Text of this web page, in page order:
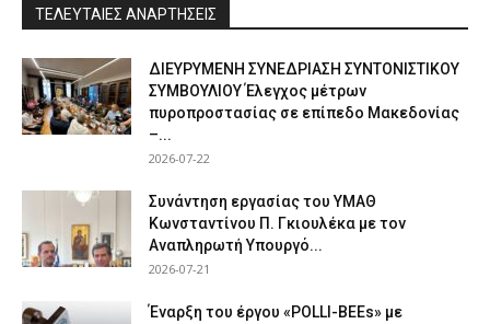
ΤΕΛΕΥΤΑΙΕΣ ΑΝΑΡΤΗΣΕΙΣ
ΔΙΕΥΡΥΜΕΝΗ ΣΥΝΕΔΡΙΑΣΗ ΣΥΝΤΟΝΙΣΤΙΚΟΥ
ΣΥΜΒΟΥΛΙΟΥ Έλεγχος μέτρων
πυροπροστασίας σε επίπεδο Μακεδονίας
–...
2026-07-22
Συνάντηση εργασίας του ΥΜΑΘ
Κωνσταντίνου Π. Γκιουλέκα με τον
Αναπληρωτή Υπουργό...
2026-07-21
Έναρξη του έργου «POLLI-BEEs» με